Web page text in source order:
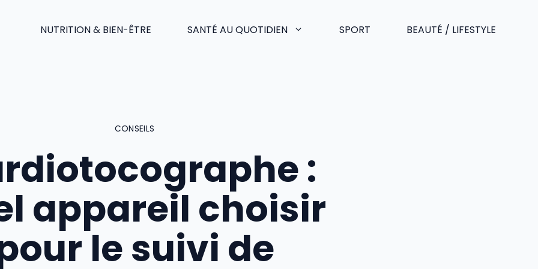
NUTRITION & BIEN-ÊTRE SANTÉ AU QUOTIDIEN SPORT BEAUTÉ / LIFESTYLE
CONSEILS
:
appareil choisir
le suivi de